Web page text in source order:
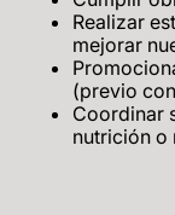
Realizar
mejorar
(previo
Coordinar
nutrición o